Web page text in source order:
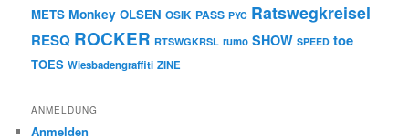
METS Monkey OLSEN OSIK PASS PYC Ratswegkreisel
RESQ ROCKER RTSWGKRSL rumo SHOW SPEED toe
TOES Wiesbadengraffiti ZINE
ANMELDUNG
Anmelden